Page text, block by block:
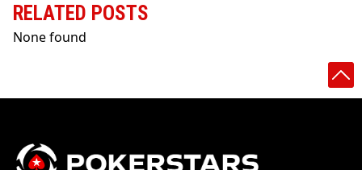
RELATED POSTS
None found